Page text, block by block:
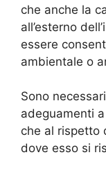
che anche la
all’esterno
essere
ambientale o
Sono
adeguamenti
che al rispetto
dove esso si